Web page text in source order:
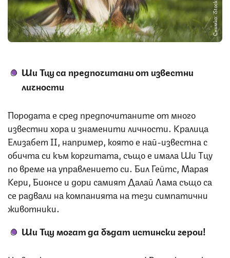
Снимка: iStock
Ши Тцу са предпочитани от известни
личности
Породата е сред предпочитаните от много
известни хора и знаменити личности. Кралица
Елизабет II, например, която е най-известна с
обичта си към коргитата, също е имала Ши Тцу
по време на управлението си. Бил Гейтс, Марая
Кери, Бионсе и дори самият Далай Лама също са
се радвали на компанията на тези симпатични
животники.
Ши Тцу могат да бъдат истински герои!